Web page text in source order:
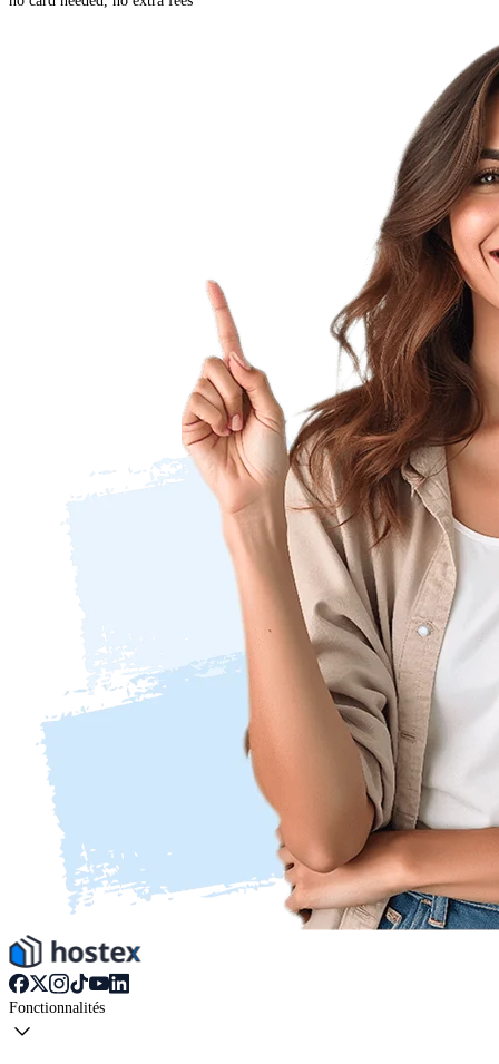
Fonctionnalités